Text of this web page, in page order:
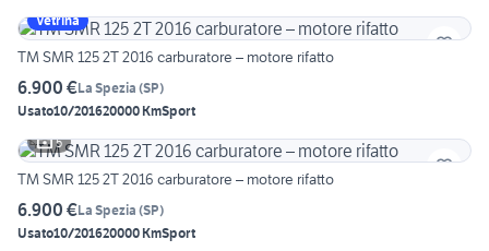
Vetrina
TM SMR 125 2T 2016 carburatore – motore rifatto
6.900 €La Spezia (SP)
Usato10/201620000 KmSport
5
TM SMR 125 2T 2016 carburatore – motore rifatto
6.900 €La Spezia (SP)
Usato10/201620000 KmSport